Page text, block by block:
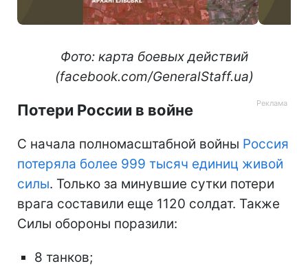
Фото: карта боевых действий
(facebook.com/GeneralStaff.ua)
Потери России в войне
С начала полномасштабной войны Россия
потеряла более 999 тысяч единиц живой
силы. Только за минувшие сутки потери
врага составили еще 1120 солдат. Также
Силы обороны поразили:
8 танков;